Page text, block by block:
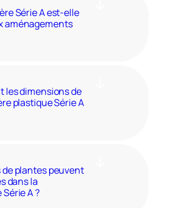
Série A est-elle
aménagements
les dimensions de
plastique Série A
de plantes peuvent
dans la
A ?